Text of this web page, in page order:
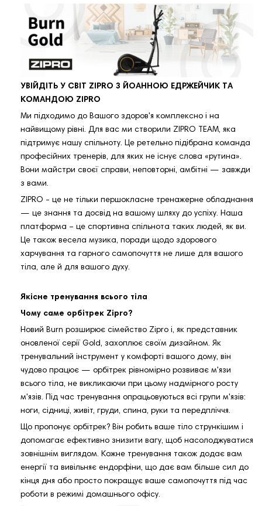
УВІЙДІТЬ У СВІТ ZIPRO З ЙОАННОЮ ЕДРЖЕЙЧИК ТА
КОМАНДОЮ ZIPRO
Ми підходимо до Вашого здоров'я комплексно і на
найвищому рівні. Для вас ми створили ZIPRO TEAM, яка
підтримує нашу спільноту. Це ретельно підібрана команда
професійних тренерів, для яких не існує слова «рутина».
Вони майстри своєї справи, неповторні, амбітні — завжди
з вами.
ZIPRO - це не тільки першокласне тренажерне обладнання
— це знання та досвід на вашому шляху до успіху. Наша
платформа – це спортивна спільнота таких людей, як ви.
Це також весела музика, поради щодо здорового
харчування та гарного самопочуття не лише для вашого
тіла, але й для вашого духу.
Якісне тренування всього тіла
Чому саме орбітрек Zipro?
Новий Burn розширює сімейство Zipro і, як представник
оновленої серії Gold, захоплює своїм дизайном. Як
тренувальний інструмент у комфорті вашого дому, він
чудово працює — орбітрек рівномірно розвиває м'язи
всього тіла, не викликаючи при цьому надмірного росту
м'язів. Під час тренування опрацьовуються всі групи м'язів:
ноги, сідниці, живіт, груди, спина, руки та передпліччя.
Що пропонує орбітрек? Він робить ваше тіло стрункішим і
допомагає ефективно знизити вагу, щоб насолоджуватися
зовнішнім виглядом. Кожне тренування також додає вам
енергії та вивільняє ендорфіни, що дає вам більше сил до
кінця дня або просто покращує ваше самопочуття під час
роботи в режимі домашнього офісу.